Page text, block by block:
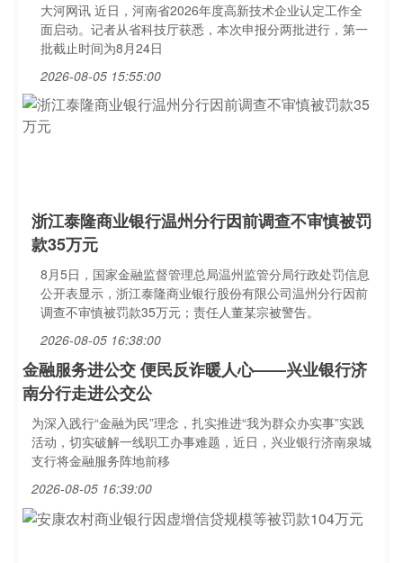
大河网讯 近日，河南省2026年度高新技术企业认定工作全
面启动。记者从省科技厅获悉，本次申报分两批进行，第一
批截止时间为8月24日
2026-08-05 15:55:00
浙江泰隆商业银行温州分行因前调查不审慎被罚
款35万元
8月5日，国家金融监督管理总局温州监管分局行政处罚信息
公开表显示，浙江泰隆商业银行股份有限公司温州分行因前
调查不审慎被罚款35万元；责任人董某宗被警告。
2026-08-05 16:38:00
金融服务进公交 便民反诈暖人心——兴业银行济
南分行走进公交公
为深入践行“金融为民”理念，扎实推进“我为群众办实事”实践
活动，切实破解一线职工办事难题，近日，兴业银行济南泉城
支行将金融服务阵地前移
2026-08-05 16:39:00